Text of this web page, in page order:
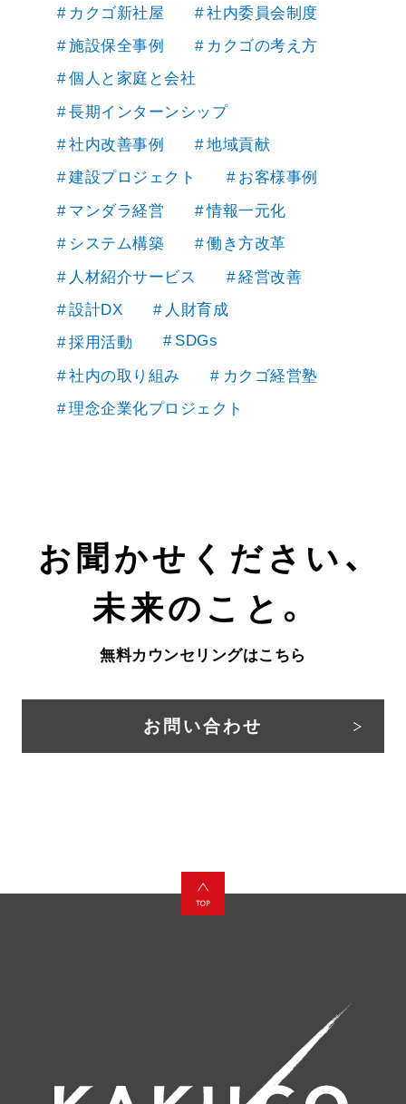
カクゴ新社屋
社内委員会制度
施設保全事例
カクゴの考え方
個人と家庭と会社
長期インターンシップ
社内改善事例
地域貢献
建設プロジェクト
お客様事例
マンダラ経営
情報一元化
システム構築
働き方改革
人材紹介サービス
経営改善
設計DX
人財育成
採用活動
SDGs
社内の取り組み
カクゴ経営塾
理念企業化プロジェクト
お聞かせください、
未来のこと。
無料カウンセリングはこちら
お問い合わせ